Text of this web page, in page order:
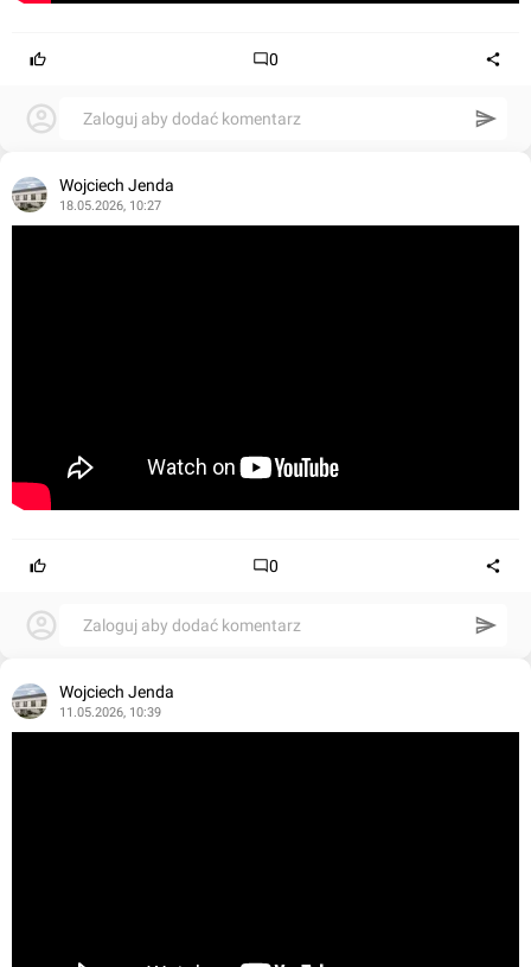
0
Zaloguj aby dodać komentarz
Wojciech Jenda
18.05.2026, 10:27
0
Zaloguj aby dodać komentarz
Wojciech Jenda
11.05.2026, 10:39